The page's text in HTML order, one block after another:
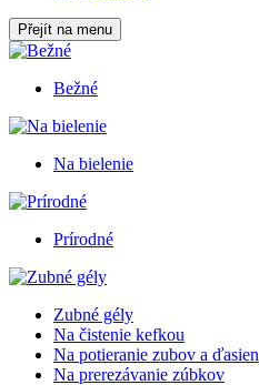
Přejít na menu
Bežné
Na bielenie
Prírodné
Zubné gély
Na čistenie kefkou
Na potieranie zubov a ďasien
Na prerezávanie zúbkov